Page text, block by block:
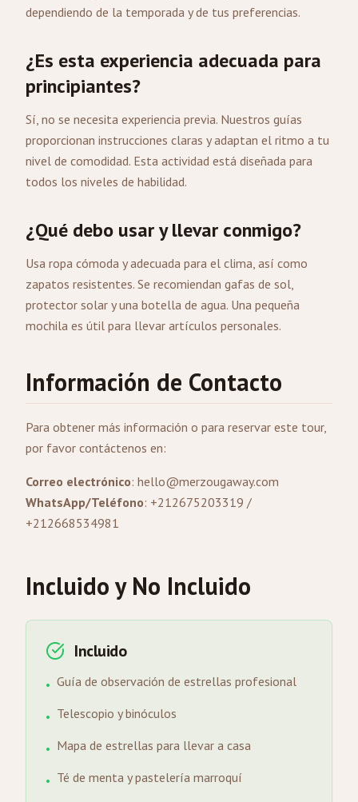
dependiendo de la temporada y de tus preferencias.
¿Es esta experiencia adecuada para
principiantes?
Sí, no se necesita experiencia previa. Nuestros guías
proporcionan instrucciones claras y adaptan el ritmo a tu
nivel de comodidad. Esta actividad está diseñada para
todos los niveles de habilidad.
¿Qué debo usar y llevar conmigo?
Usa ropa cómoda y adecuada para el clima, así como
zapatos resistentes. Se recomiendan gafas de sol,
protector solar y una botella de agua. Una pequeña
mochila es útil para llevar artículos personales.
Información de Contacto
Para obtener más información o para reservar este tour,
por favor contáctenos en:
Correo electrónico: hello@merzougaway.com
WhatsApp/Teléfono: +212675203319 /
+212668534981
Incluido y No Incluido
Incluido
• Guía de observación de estrellas profesional
• Telescopio y binóculos
• Mapa de estrellas para llevar a casa
• Té de menta y pastelería marroquí